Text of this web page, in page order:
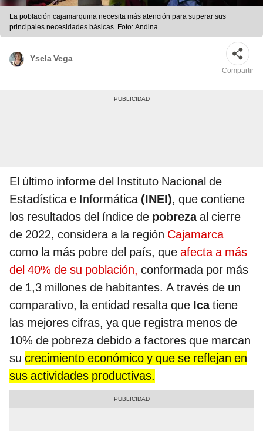
La población cajamarquina necesita más atención para superar sus
principales necesidades básicas. Foto: Andina
Ysela Vega
Compartir
El último informe del Instituto Nacional de
Estadística e Informática(INEI), que contiene
los resultados del índice de pobrezaal cierre
de 2022, considera a la región Cajamarca
como la más pobre del país, que afecta a más
del 40% de su población, conformada por más
de 1,3 millones de habitantes. A través de un
comparativo, la entidad resalta que Icatiene
las mejores cifras, ya que registra menos de
10% de pobreza debido a factores que marcan
su crecimiento económico y que se reflejan en
sus actividades productivas.